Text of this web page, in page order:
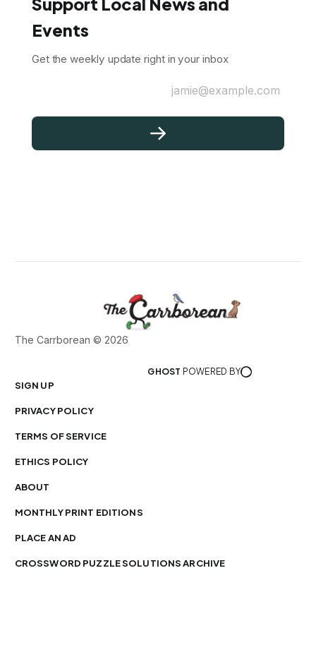
Events
Get the weekly update right in your inbox
jamie@example.com
The Carrborean © 2026
POWERED BY
GHOST
SIGN UP
PRIVACY POLICY
TERMS OF SERVICE
ETHICS POLICY
ABOUT
MONTHLY PRINT EDITIONS
PLACE AN AD
CROSSWORD PUZZLE SOLUTIONS ARCHIVE